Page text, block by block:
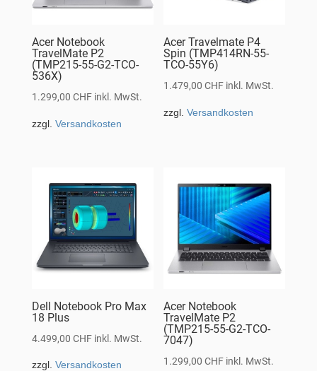
Acer Notebook
TravelMate P2
(TMP215-55-G2-TCO-
536X)
1.299,00 CHF inkl. MwSt.
zzgl. Versandkosten
Acer Travelmate P4
Spin (TMP414RN-55-
TCO-55Y6)
1.479,00CHF inkl. MwSt.
zzgl.Versandkosten
Dell Notebook Pro Max
18 Plus
4.499,00 CHF inkl. MwSt.
zzgl. Versandkosten
Acer Notebook
TravelMate P2
(TMP215-55-G2-TCO-
7047)
1.299,00CHF inkl. MwSt.